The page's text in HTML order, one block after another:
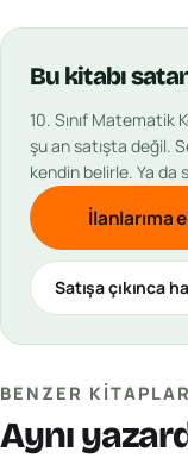
Bu kitabı
10. Sınıf Matematik
şu an satışta değil.
kendin belirle. Ya da
İlanlarıma
Satışa çıkınca
BENZER KITAPLAR
Aynı